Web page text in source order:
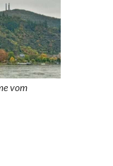
vom